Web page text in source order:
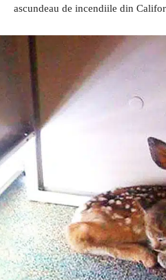
ascundeau de incendiile din